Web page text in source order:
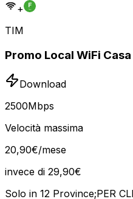
+
TIM
Promo Local WiFi Casa
Download
2500Mbps
Velocità massima
20,90€/mese
invece di 29,90€
Solo in 12 Province;PER